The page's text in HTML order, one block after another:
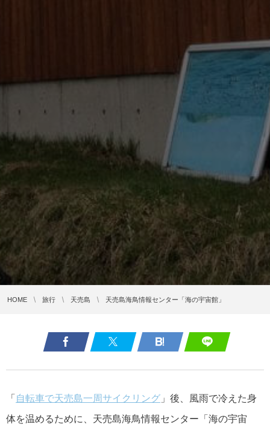
HOME 旅行 天売島 天売島海鳥情報センター「海の宇宙館」
「 自転車で天売島一周サイクリング 」後、風雨で冷えた身
体を温めるために、天売島海鳥情報センター「海の宇宙